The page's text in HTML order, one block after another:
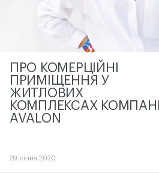
ПРО КОМЕРЦІЙНІ
ПРИМІЩЕННЯ У
ЖИТЛОВИХ
КОМПЛЕКСАХ КОМПАНІЇ
AVALON
29 січня 2020